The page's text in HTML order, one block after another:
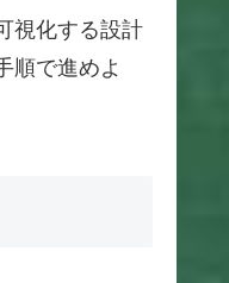
視化する設計
順で進めよ